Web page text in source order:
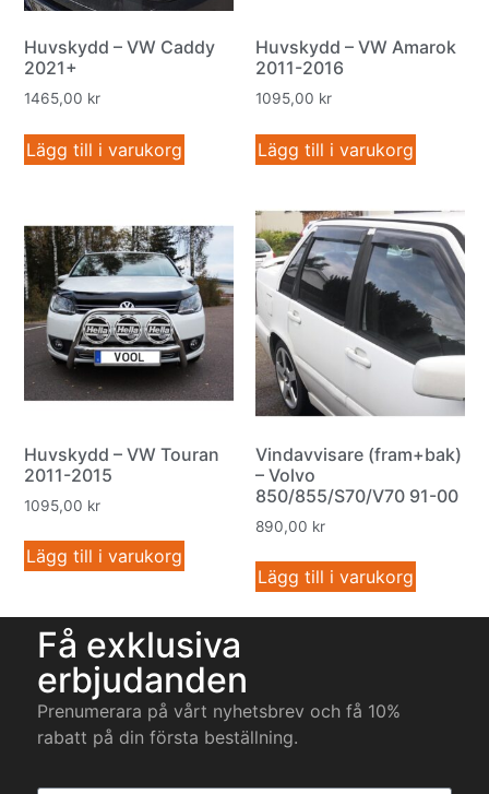
Huvskydd – VW Caddy
2021+
1465,00 kr
Lägg till i varukorg
Huvskydd – VW Amarok
2011-2016
1095,00 kr
Lägg till i varukorg
Huvskydd – VW Touran
2011-2015
1095,00 kr
Lägg till i varukorg
Vindavvisare (fram+bak)
– Volvo
850/855/S70/V70 91-00
890,00 kr
Lägg till i varukorg
Få exklusiva
erbjudanden
Prenumerara på vårt nyhetsbrev och få 10%
rabatt på din första beställning.